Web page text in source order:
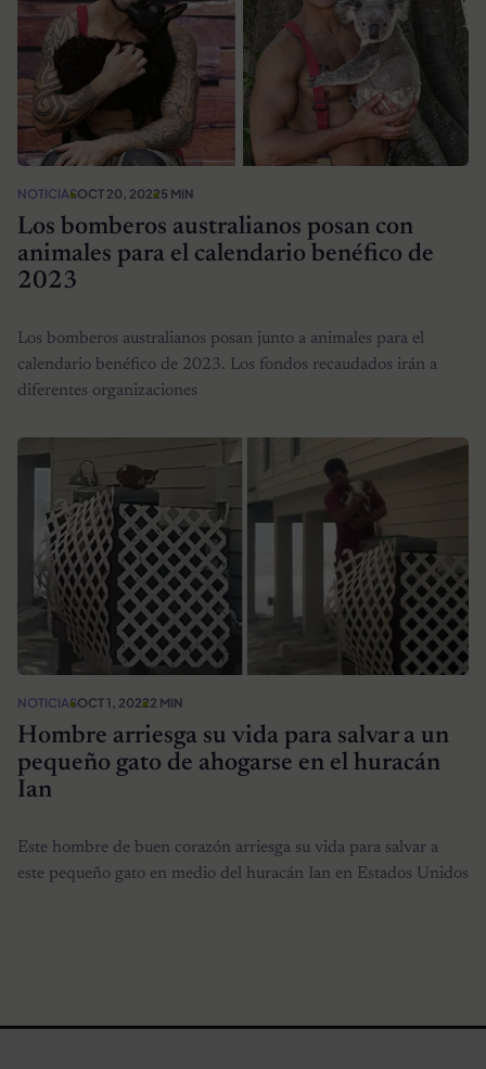
NOTICIASOCT 20, 20225 MIN
Los bomberos australianos posan con
animales para el calendario benéfico de
2023
Los bomberos australianos posan junto a animales para el
calendario benéfico de 2023. Los fondos recaudados irán a
diferentes organizaciones
NOTICIASOCT 1, 20222 MIN
Hombre arriesga su vida para salvar a un
pequeño gato de ahogarse en el huracán
Ian
Este hombre de buen corazón arriesga su vida para salvar a
este pequeño gato en medio del huracán Ian en Estados Unidos